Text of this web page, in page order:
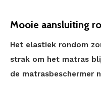
Mooie aansluiting
Het elastiek rondom
strak om het matras
de matrasbeschermer